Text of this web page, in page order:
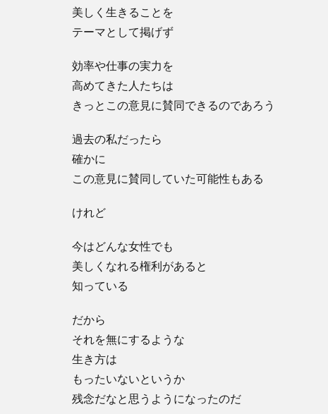
美しく生きることを
テーマとして掲げず
効率や仕事の実力を
高めてきた人たちは
きっとこの意見に賛同できるのであろう
過去の私だったら
確かに
この意見に賛同していた可能性もある
けれど
今はどんな女性でも
美しくなれる権利があると
知っている
だから
それを無にするような
生き方は
もったいないというか
残念だなと思うようになったのだ